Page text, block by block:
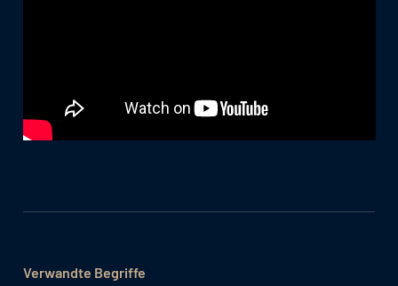
Verwandte Begriffe